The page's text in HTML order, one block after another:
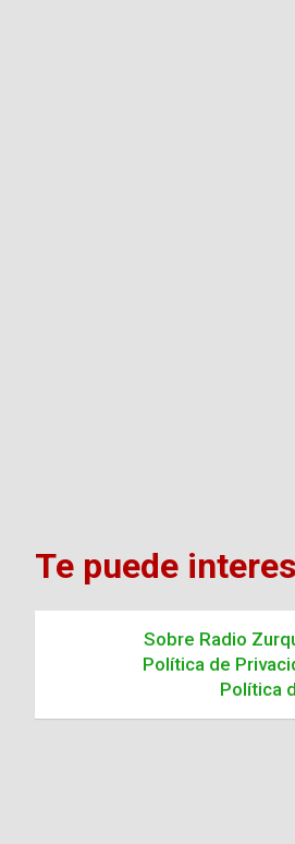
Te puede
Sobre Radio
Política de
Política